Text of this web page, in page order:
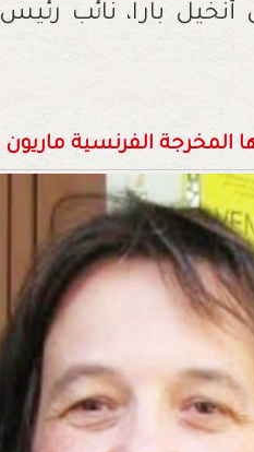
أنخيل بارا، نائب
المخرجة الفرنسية